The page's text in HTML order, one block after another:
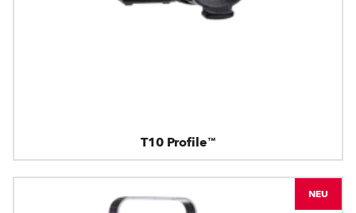
T10 Profile™
NEU